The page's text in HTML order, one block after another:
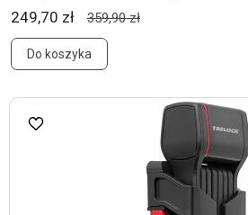
249,70 zł 359,90 zł
Do koszyka